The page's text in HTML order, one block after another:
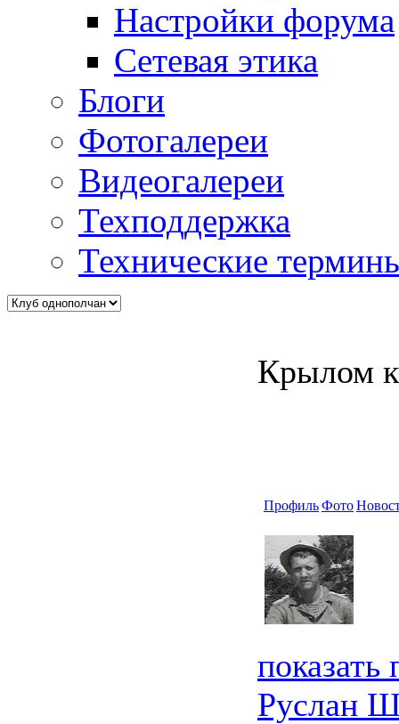
Настройки форума
Сетевая этика
Блоги
Фотогалереи
Видеогалереи
Техподдержка
Технические
Крылом
ПрофильФото
Руслан